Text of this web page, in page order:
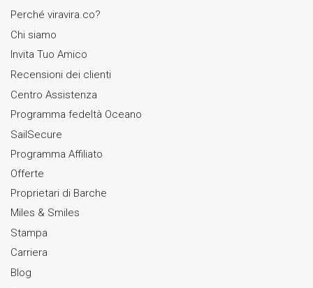
Perché viravira.co?
Chi siamo
Invita Tuo Amico
Recensioni dei clienti
Centro Assistenza
Programma fedeltà Oceano
SailSecure
Programma Affiliato
Offerte
Proprietari di Barche
Miles & Smiles
Stampa
Carriera
Blog